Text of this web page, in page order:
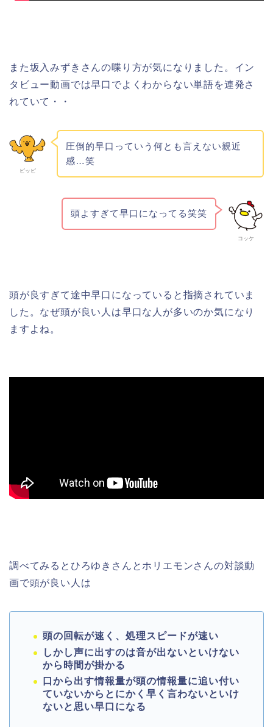
また坂入みずきさんの喋り方が気になりました。イン
タビュー動画では早口でよくわからない単語を連発さ
れていて・・
ピッピ
圧倒的早口っていう何とも言えない親近
感…笑
コッケ
頭よすぎて早口になってる笑笑
頭が良すぎて途中早口になっていると指摘されていま
した。なぜ頭が良い人は早口な人が多いのか気になり
ますよね。
調べてみるとひろゆきさんとホリエモンさんの対談動
画で頭が良い人は
頭の回転が速く、処理スピードが速い
しかし声に出すのは音が出ないといけない
から時間が掛かる
口から出す情報量が頭の情報量に追い付い
ていないからとにかく早く言わないといけ
ないと思い早口になる